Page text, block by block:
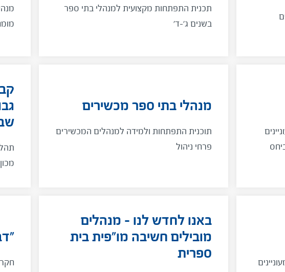
תכנית התפתחות מקצועית למנהלי בתי ספר
בשנים ג'-ד'
מנהלי בתי ספר מכשירים
תוכנית התפתחות ולמידה למנהלים המכשירים
פרחי ניהול
באנו לחדש לנו – מנהלים
מובילים חשיבה מו"פית בית
ספרית